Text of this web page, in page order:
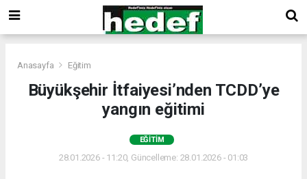
Anasayfa Eğitim
Büyükşehir İtfaiyesi’nden TCDD’ye
yangın eğitimi
EĞITIM
28.01.2026 - 11:20, Güncelleme: 28.01.2026 - 01:03